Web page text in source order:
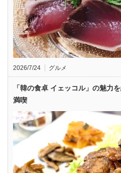
2026/7/24 グルメ
「韓の食卓 イェッコル」の魅力
満喫